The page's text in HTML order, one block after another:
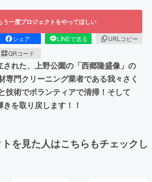
う一度プロジェクトをやってほしい
シェア LINEで送る
URLコピー
QRコード
された、上野公園の「西郷隆盛像」の
専門クリーニング業者である我々さく
技術でボランティアで清掃！そして
を取り戻します！！
を見た人はこちらもチェックし